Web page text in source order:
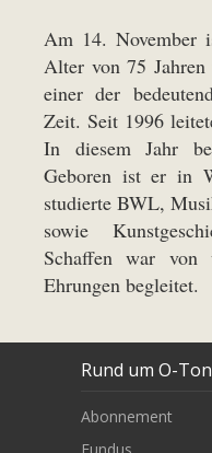
Am 14. November
Alter von 75
einer der
Zeit. Seit 1996
In diesem Jahr
Geboren ist er in
studierte BWL,
sowie
Schaffen war von
Ehrungen begleitet.
Rund um O-Ton
Abonnement